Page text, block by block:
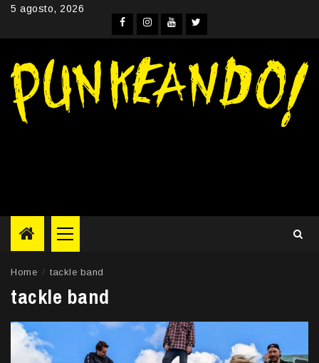
Skip5 agosto, 2026
Facebook
Instagram
YouTube
Twitter
Primary
Menu
Home tackle band
tackle band